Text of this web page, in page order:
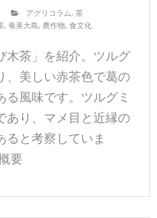
アグリコラム, 茶
, 奄美大島, 農作物, 食文化
木茶」を紹介。ツルグ
、美しい赤茶色で葛の
風味です。ツルグミ
あり、マメ目と近縁の
ると考察していま
要